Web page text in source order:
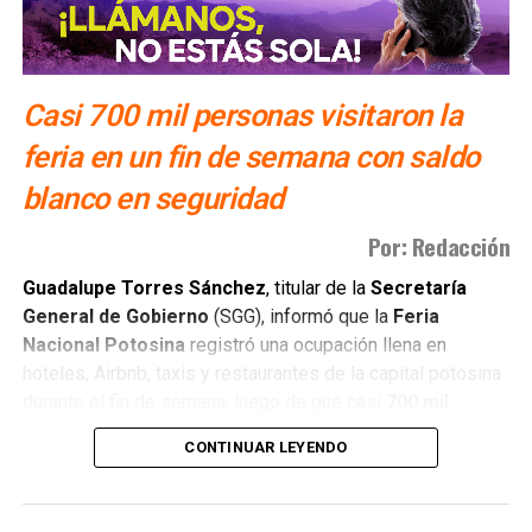
Casi 700 mil personas visitaron la
feria en un fin de semana con saldo
blanco en seguridad
Por: Redacción
Guadalupe Torres Sánchez, titular de la Secretaría
General de Gobierno (SGG), informó que la Feria
Nacional Potosina registró una ocupación llena en
hoteles, Airbnb, taxis y restaurantes de la capital potosina
personasasistieran al evento.
entrada en los pabellones y en los espectáculos
CONTINUAR LEYENDO